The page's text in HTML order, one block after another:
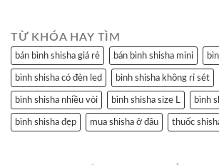
TỪ KHÓA HAY TÌM
bán bình shisha giá rẻ bán bình shisha mini
bình shisha có đèn led bình shisha không rỉ sét
bình shisha nhiều vòi bình shisha size L bình
bình shisha đẹp mua shisha ở đâu thuốc